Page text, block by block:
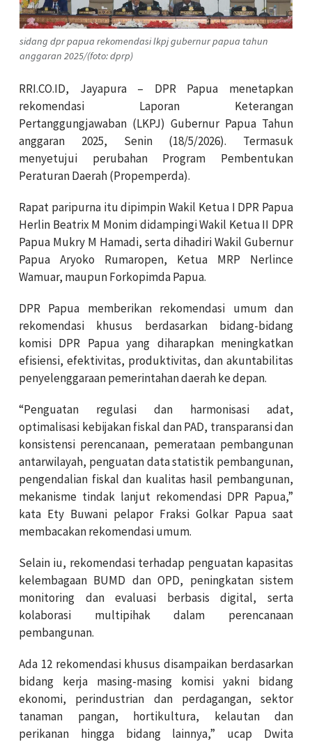
sidang dpr papua rekomendasi lkpj gubernur papua tahun
anggaran 2025/(foto: dprp)
RRI.CO.ID, Jayapura – DPR Papua menetapkan
rekomendasi Laporan Keterangan
Pertanggungjawaban (LKPJ) Gubernur Papua Tahun
anggaran 2025, Senin (18/5/2026). Termasuk
menyetujui perubahan Program Pembentukan
Peraturan Daerah (Propemperda).
Rapat paripurna itu dipimpin Wakil Ketua I DPR Papua
Herlin Beatrix M Monim didampingi Wakil Ketua II DPR
Papua Mukry M Hamadi, serta dihadiri Wakil Gubernur
Papua Aryoko Rumaropen, Ketua MRP Nerlince
Wamuar, maupun Forkopimda Papua.
DPR Papua memberikan rekomendasi umum dan
rekomendasi khusus berdasarkan bidang-bidang
komisi DPR Papua yang diharapkan meningkatkan
efisiensi, efektivitas, produktivitas, dan akuntabilitas
penyelenggaraan pemerintahan daerah ke depan.
“Penguatan regulasi dan harmonisasi adat,
optimalisasi kebijakan fiskal dan PAD, transparansi dan
konsistensi perencanaan, pemerataan pembangunan
antarwilayah, penguatan data statistik pembangunan,
pengendalian fiskal dan kualitas hasil pembangunan,
mekanisme tindak lanjut rekomendasi DPR Papua,”
kata Ety Buwani pelapor Fraksi Golkar Papua saat
membacakan rekomendasi umum.
Selain iu, rekomendasi terhadap penguatan kapasitas
kelembagaan BUMD dan OPD, peningkatan sistem
monitoring dan evaluasi berbasis digital, serta
kolaborasi multipihak dalam perencanaan
pembangunan.
Ada 12 rekomendasi khusus disampaikan berdasarkan
bidang kerja masing-masing komisi yakni bidang
ekonomi, perindustrian dan perdagangan, sektor
tanaman pangan, hortikultura, kelautan dan
perikanan hingga bidang lainnya,” ucap Dwita